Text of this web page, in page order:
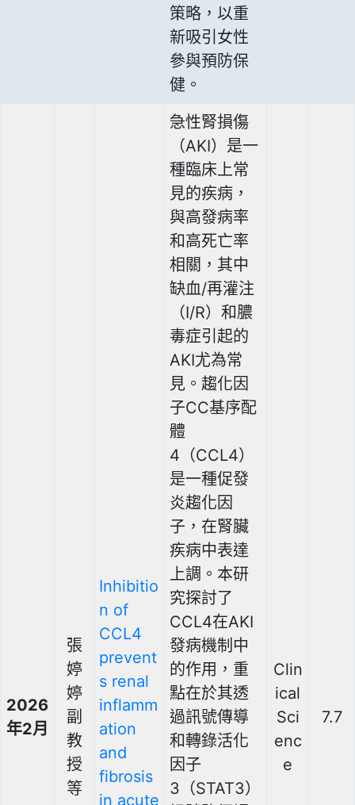
策略，以重
新吸引女性
參與預防保
健。
2026
年2月
張
婷
婷
副
教
授
等
Inhibitio
n of
CCL4
prevent
s renal
inflamm
ation
and
fibrosis
in acute
急性腎損傷
（AKI）是一
種臨床上常
見的疾病，
與高發病率
和高死亡率
相關，其中
缺血/再灌注
（I/R）和膿
毒症引起的
AKI尤為常
見。趨化因
子CC基序配
體
4（CCL4）
是一種促發
炎趨化因
子，在腎臟
疾病中表達
上調。本研
究探討了
CCL4在AKI
發病機制中
的作用，重
點在於其透
過訊號傳導
和轉錄活化
因子
3（STAT3）
Clin
ical
Sci
enc
e
7.7